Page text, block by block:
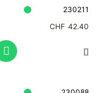
230211
CHF 42.40